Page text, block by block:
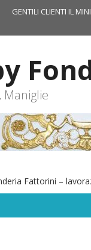
GENTILI CLIENTI IL
Maniglie
Fattorini –